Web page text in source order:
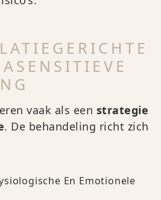
vaak als een strategie
. De behandeling richt zich
En Emotionele